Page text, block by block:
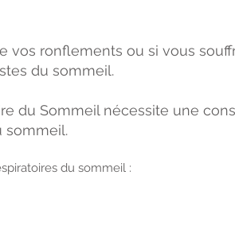
vos ronflements ou si vous
du sommeil.
du Sommeil nécessite une
sommeil.
du sommeil :